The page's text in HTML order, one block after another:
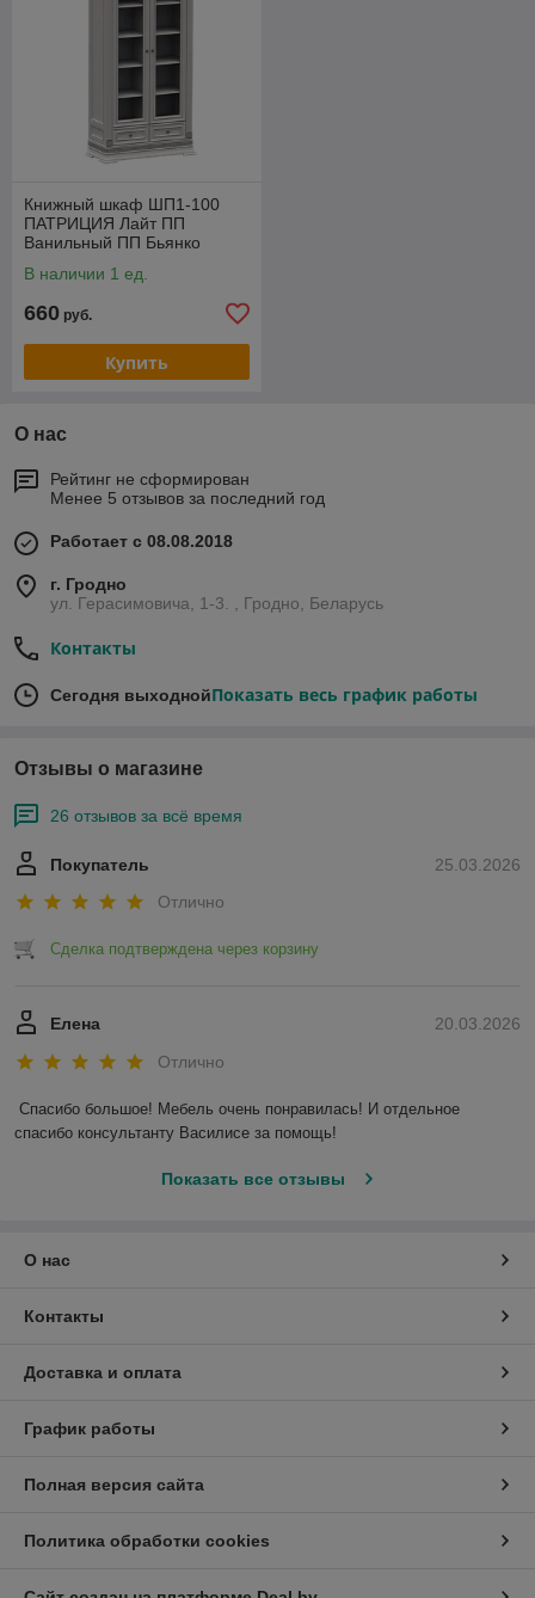
Книжный шкаф ШП1-100
ПАТРИЦИЯ Лайт ПП
Ванильный ПП Бьянко
В наличии 1 ед.
660 руб.
Купить
О нас
Рейтинг не сформирован
Менее 5 отзывов за последний год
Работает с 08.08.2018
г. Гродно
ул. Герасимовича, 1-3. , Гродно, Беларусь
Контакты
Сегодня выходнойПоказать весь график работы
Отзывы о магазине
26 отзывов за всё время
25.03.2026
Покупатель
Отлично
Сделка подтверждена через корзину
20.03.2026
Елена
Отлично
Спасибо большое! Мебель очень понравилась! И отдельное
спасибо консультанту Василисе за помощь!
Показать все отзывы
О нас
Контакты
Доставка и оплата
График работы
Полная версия сайта
Политика обработки cookies